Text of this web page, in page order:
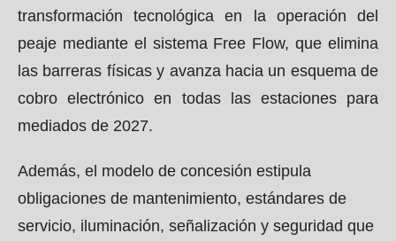
transformación tecnológica en la operación del
peaje mediante el sistema Free Flow, que elimina
las barreras físicas y avanza hacia un esquema de
cobro electrónico en todas las estaciones para
mediados de 2027.
Además, el modelo de concesión estipula
obligaciones de mantenimiento, estándares de
servicio, iluminación, señalización y seguridad que